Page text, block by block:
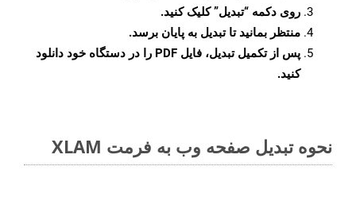
روی دکمه “تبدیل”کلیک کنید.
منتظر بمانید تا تبدیل به پایان برسد.
پس از تکمیل تبدیل، فایل PDF را در دستگاه خود دانلود
کنید.
نحوه تبدیل صفحه وب به فرمت XLAM